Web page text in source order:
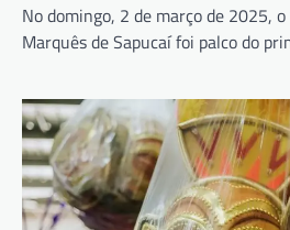
No domingo, 2 de março de 2025,
Marquês de Sapucaí foi palco do